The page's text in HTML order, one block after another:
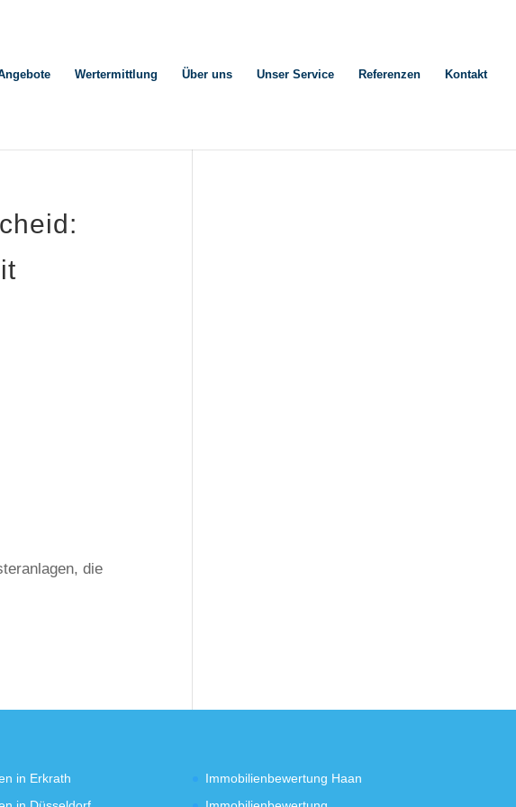
Wertermittlung Über uns Unser Service Referenzen Kontakt
die
in Erkrath
Immobilienbewertung Haan